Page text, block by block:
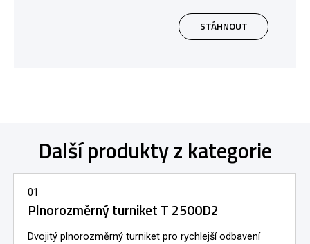
STÁHNOUT
Další produkty z kategorie
01
Plnorozměrný turniket T 2500D2
Dvojitý plnorozměrný turniket pro rychlejší odbavení